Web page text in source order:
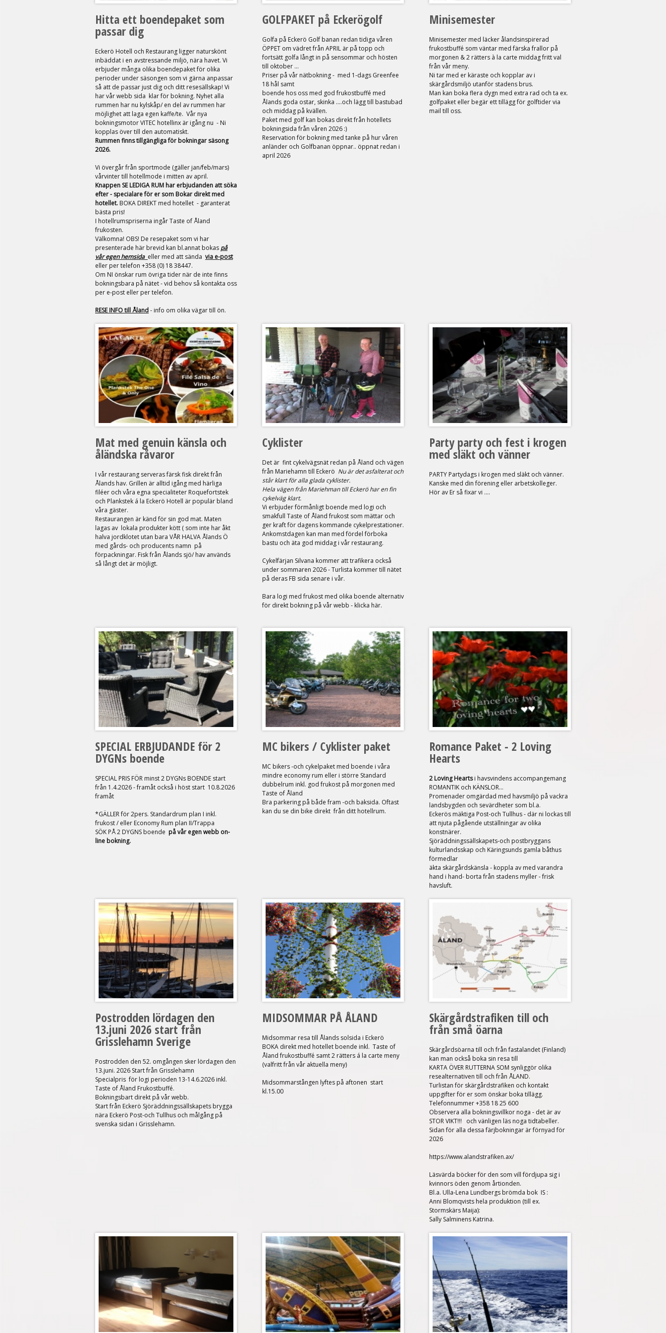
a
u
r
a
n
g
Hitta ett boendepaket som
passar dig
Eckerö Hotell och Restaurang ligger naturskönt
inbäddat i en avstressande miljö, nära havet. Vi
erbjuder många olika boendepaket för olika
perioder under säsongen som vi gärna anpassar
så att de passar just dig och ditt resesällskap! Vi
har vår webb sida klar för bokning. Nyhet alla
rummen har nu kylskåp/ en del av rummen har
möjlighet att laga egen kaffe/te. Vår nya
bokningsmotor VITEC hotellinx är igång nu - Ni
kopplas över till den automatiskt.
Rummen finns tillgängliga för bokningar säsong
2026.
Vi övergår från sportmode (gäller jan/feb/mars)
vårvinter till hotellmode i mitten av april.
Knappen SE LEDIGA RUM har erbjudanden att söka
efter - specialare för er som Bokar direkt med
hotellet. BOKA DIREKT med hotellet - garanterat
bästa pris!
I hotellrumspriserna ingår Taste of Åland
frukosten.
Välkomna! OBS! De resepaket som vi har
presenterade här brevid kan bl.annat bokas på
vår egen hemsida eller med att sända via e-post
eller per telefon +358 (0) 18 38447.
Om NI önskar rum övriga tider när de inte finns
bokningsbara på nätet - vid behov så kontakta oss
per e-post eller per telefon.
RESE INFO till Åland- info om olika vägar till ön.
GOLFPAKET på Eckerögolf
Golfa på Eckerö Golf banan redan tidiga våren
ÖPPET om vädret från APRIL är på topp och
fortsätt golfa långt in på sensommar och hösten
till oktober ...
Priser på vår nätbokning - med 1-dags Greenfee
18 hål samt
boende hos oss med god frukostbuffé med
Ålands goda ostar, skinka ....och lägg till bastubad
och middag på kvällen.
Paket med golf kan bokas direkt från hotellets
bokningsida från våren 2026 :)
Reservation för bokning med tanke på hur våren
anländer och Golfbanan öppnar.. öppnat redan i
april 2026
Minisemester
Minisemester med läcker ålandsinspirerad
frukostbuffé som väntar med färska frallor på
morgonen & 2 rätters à la carte middag fritt val
från vår meny.
Ni tar med er käraste och kopplar av i
skärgårdsmiljö utanför stadens brus.
Man kan boka flera dygn med extra rad och ta ex.
golfpaket eller begär ett tillägg för golftider via
mail till oss.
Mat med genuin känsla och
åländska råvaror
I vår restaurang serveras färsk fisk direkt från
Ålands hav. Grillen är alltid igång med härliga
filéer och våra egna specialiteter Roquefortstek
och Plankstek á la Eckerö Hotell är populär bland
våra gäster.
Restaurangen är känd för sin god mat. Maten
lagas av lokala produkter kött ( som inte har åkt
halva jordklotet utan bara VÅR HALVA Ålands Ö
med gårds- och producents namn på
förpackningar. Fisk från Ålands sjö/ hav används
så långt det är möjligt.
Cyklister
Det är fint cykelvägsnät redan på Åland och vägen
från Mariehamn till Eckerö Nu är det asfalterat och
står klart för alla glada cyklister.
Hela vägen från Mariehman till Eckerö har en fin
cykelväg klart.
Vi erbjuder förmånligt boende med logi och
smakfull Taste of Åland frukost som mättar och
ger kraft för dagens kommande cykelprestationer.
Ankomstdagen kan man med fördel förboka
bastu och äta god middag i vår restaurang.
Cykelfärjan Silvana kommer att trafikera också
under sommaren 2026 - Turlista kommer till nätet
på deras FB sida senare i vår.
Bara logi med frukost med olika boende alternativ
för direkt bokning på vår webb - klicka här.
Party party och fest i krogen
med släkt och vänner
PARTY Partydags i krogen med släkt och vänner.
Kanske med din förening eller arbetskolleger.
Hör av Er så fixar vi ....
SPECIAL ERBJUDANDE för 2
DYGNs boende
SPECIAL PRIS FÖR minst 2 DYGNs BOENDE start
från 1.4.2026 - framåt också i höst start 10.8.2026
framåt
*GÄLLER för 2pers. Standardrum plan I inkl.
frukost / eller Economy Rum plan II/Trappa
SÖK PÅ 2 DYGNS boende på vår egen webb on-
line bokning.
MC bikers / Cyklister paket
MC bikers -och cykelpaket med boende i våra
mindre economy rum eller i större Standard
dubbelrum inkl. god frukost på morgonen med
Taste of Åland
Bra parkering på både fram -och baksida. Oftast
kan du se din bike direkt från ditt hotellrum.
Romance Paket - 2 Loving
Hearts
2 Loving Heartsi havsvindens accompangemang
ROMANTIK och KÄNSLOR...
Promenader omgärdad med havsmiljö på vackra
landsbygden och sevärdheter som bl.a.
Eckerös mäktiga Post-och Tullhus - där ni lockas till
att njuta pågående utställningar av olika
konstnärer.
Sjöräddningssällskapets-och postbryggans
kulturlandsskap och Käringsunds gamla båthus
förmedlar
äkta skärgårdskänsla - koppla av med varandra
hand i hand- borta från stadens myller - frisk
havsluft.
Postrodden lördagen den
13.juni 2026 start från
Grisslehamn Sverige
Postrodden den 52. omgången sker lördagen den
13.juni. 2026 Start från Grisslehamn
Specialpris för logi perioden 13-14.6.2026 inkl.
Taste of Åland Frukostbuffé.
Bokningsbart direkt på vår webb.
Start från Eckerö Sjöräddningssällskapets brygga
nära Eckerö Post-och Tullhus och målgång på
svenska sidan i Grisslehamn.
MIDSOMMAR PÅ ÅLAND
Midsommar resa till Ålands solsida i Eckerö
BOKA direkt med hotellet boende inkl. Taste of
Åland frukostbuffé samt 2 rätters á la carte meny
(valfritt från vår aktuella meny)
Midsommarstången lyftes på aftonen start
kl.15.00
Skärgårdstrafiken till och
från små öarna
Skärgårdsöarna till och från fastalandet (Finland)
kan man också boka sin resa till
KARTA ÖVER RUTTERNA SOM synliggör olika
resealternativen till och från ÅLAND.
Turlistan för skärgårdstrafiken och kontakt
uppgifterför er som önskar boka tillägg.
Telefonnummer +358 18 25 600
Observera alla bokningsvillkor noga - det är av
STOR VIKT!!! och vänligen läs noga tidtabeller.
Sidan för alla dessa färjbokningar är förnyad för
2026
https://www.alandstrafiken.ax/
Läsvärda böcker för den som vill fördjupa sig i
kvinnors öden genom årtionden.
Bl.a. Ulla-Lena Lundbergs brömda bok IS :
Anni Blomqvists hela produktion (till ex.
Stormskärs Maija):
Sally Salminens Katrina.